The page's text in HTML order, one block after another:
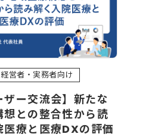
経営者・実務者向け
ザー交流会】新たな
想との整合性から読
医療と医療DXの評価